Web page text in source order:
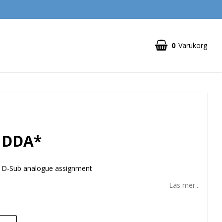
0 Varukorg
Din varukorg är tom
Sub analogue assignment
Läs mer...